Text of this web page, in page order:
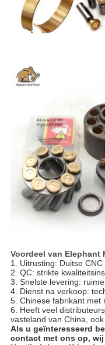
Voordeel van Elephant
1. Uitrusting: Duitse CNC
2. QC: strikte
3. Snelste levering:
4. Dienst na verkoop:
5. Chinese fabrikant met
6. Heeft veel
vasteland van China,
Als u geïnteresseerd
contact met ons op,